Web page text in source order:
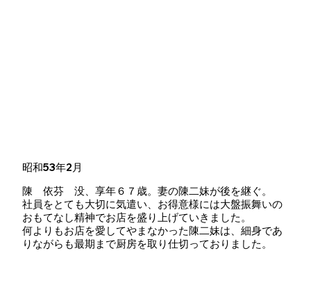
昭和53年2月
陳 依芬 没、享年６７歳。妻の陳二妹が後を継ぐ。
社員をとても大切に気遣い、お得意様には大盤振舞いの
おもてなし精神でお店を盛り上げていきました。
何よりもお店を愛してやまなかった陳二妹は、細身であ
りながらも最期まで厨房を取り仕切っておりました。